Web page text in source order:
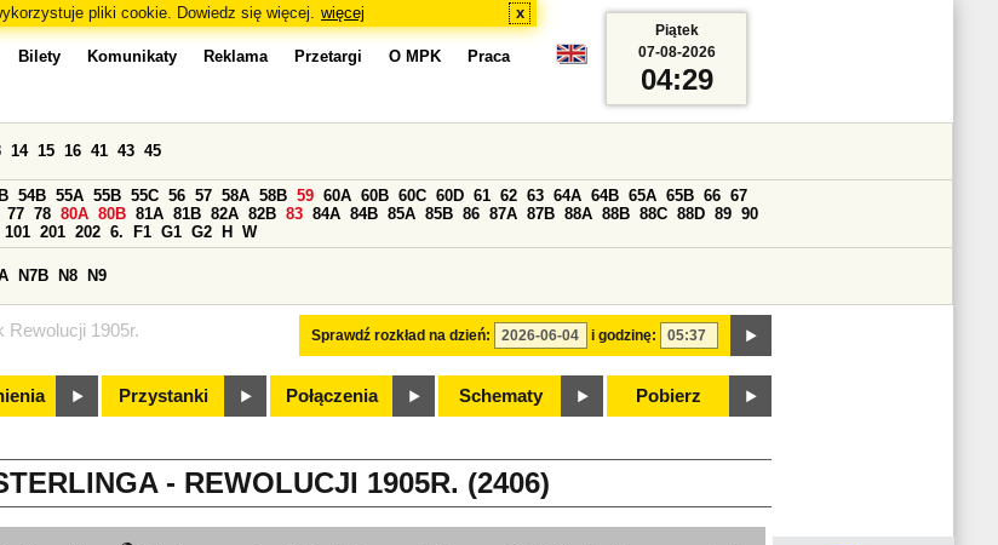
pliki cookie. Dowiedz się więcej. więcej x
Rewolucji 1905r.
Bilety Komunikaty Reklama Przetargi O MPK Praca
Sprawdź rozkład na dzień: i godzinę:
14 15 16 41 43 45
54B 55A 55B 55C 56 57 58A 58B 59 60A 60B 60C 60D 61 62 63 64A 64B 65A 65B 66 67
77 78 80A 80B 81A 81B 82A 82B 83 84A 84B 85A 85B 86 87A 87B 88A 88B 88C 88D 89 90
101 201 202 6. F1 G1 G2 H W
N7B N8 N9
Przystanki Połączenia Schematy Pobierz
Piątek
07-08-2026
04:29
- REWOLUCJI 1905R. (2406)